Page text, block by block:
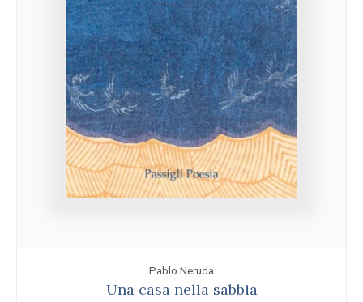
Pablo Neruda
Una casa nella sabbia